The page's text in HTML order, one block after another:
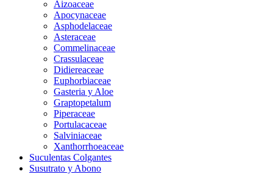
Aizoaceae
Apocynaceae
Asphodelaceae
Asteraceae
Commelinaceae
Crassulaceae
Didiereaceae
Euphorbiaceae
Gasteria y Aloe
Graptopetalum
Piperaceae
Portulacaceae
Salviniaceae
Xanthorrhoeaceae
Suculentas Colgantes
Susutrato y Abono